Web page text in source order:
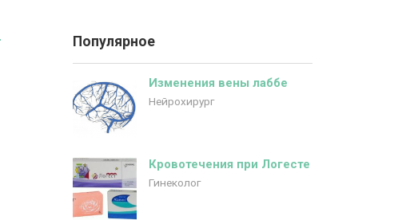
Популярное
Изменения вены лаббе
Нейрохирург
Кровотечения при Логесте
Гинеколог